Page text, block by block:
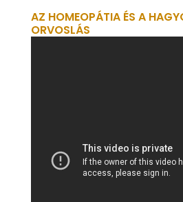
AZ HOMEOPÁTIA ÉS A
ORVOSLÁS